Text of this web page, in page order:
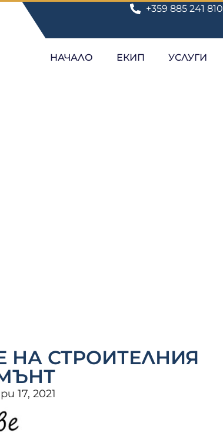
+359 885 241 810
НАЧАЛО ЕКИП УСЛУГИ
НА СТРОИТЕЛНИЯ
17, 2021